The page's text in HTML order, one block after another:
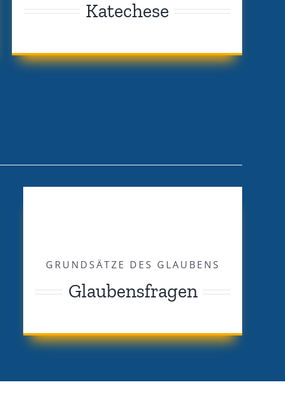
Katechese
GRUNDSÄTZE DES GLAUBENS
Glaubensfragen